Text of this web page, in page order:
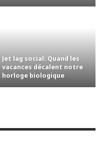
Jet lag social: Quand les
vacances décalent notre
horloge biologique